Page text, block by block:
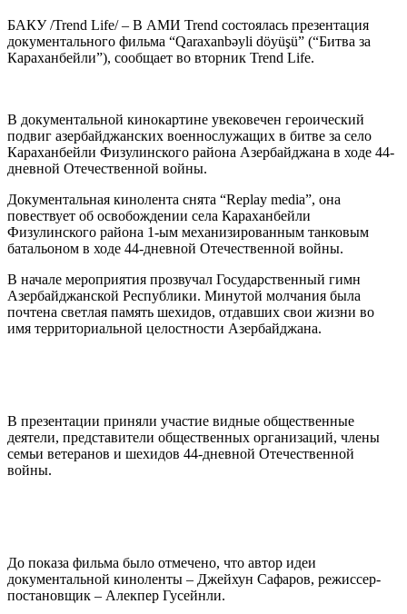
БАКУ /Trend Life/ – В АМИ Trend состоялась презентация
документального фильма “Qaraxanbəyli döyüşü” (“Битва за
Караханбейли”), сообщает во вторник Trend Life.
В документальной кинокартине увековечен героический
подвиг азербайджанских военнослужащих в битве за село
Караханбейли Физулинского района Азербайджана в ходе 44-
дневной Отечественной войны.
Документальная кинолента снята “Replay media”, она
повествует об освобождении села Караханбейли
Физулинского района 1-ым механизированным танковым
батальоном в ходе 44-дневной Отечественной войны.
В начале мероприятия прозвучал Государственный гимн
Азербайджанской Республики. Минутой молчания была
почтена светлая память шехидов, отдавших свои жизни во
имя территориальной целостности Азербайджана.
В презентации приняли участие видные общественные
деятели, представители общественных организаций, члены
семьи ветеранов и шехидов 44-дневной Отечественной
войны.
До показа фильма было отмечено, что автор идеи
документальной киноленты – Джейхун Сафаров, режиссер-
постановщик – Алекпер Гусейнли.